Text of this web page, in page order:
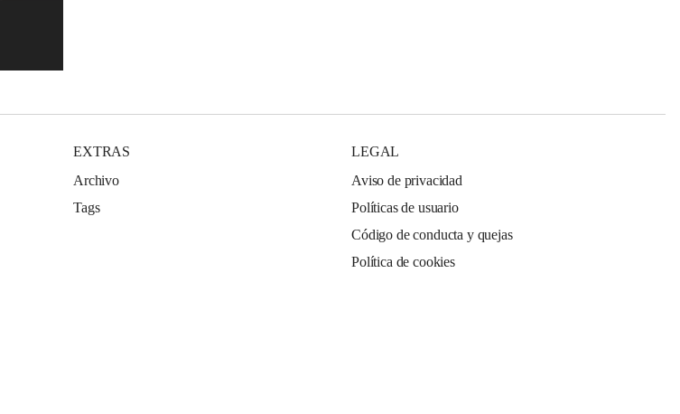
EXTRAS
Archivo
Tags
LEGAL
Aviso de privacidad
Políticas de usuario
Código de conducta y quejas
Política de cookies